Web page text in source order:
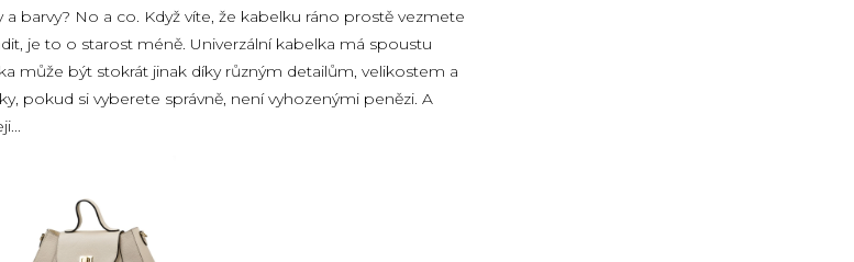
a barvy? No a co. Když víte, že kabelku ráno prostě vezmete
je to o starost méně. Univerzální kabelka má spoustu
může být stokrát jinak díky různým detailům, velikostem a
pokud si vyberete správně, není vyhozenými penězi. A